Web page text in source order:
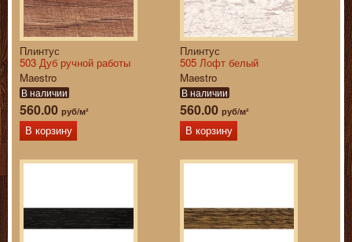
Плинтус
503 Дуб ручной работы
Maestro
В наличии
560.00 руб/м²
В корзину
Плинтус
505 Лофт белый
Maestro
В наличии
560.00 руб/м²
В корзину